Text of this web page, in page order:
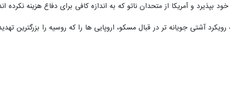
بپذیرد و آمریکا از متحدان ناتو که به اندازه کافی برای دفاع هزینه نکرده
آشتی جویانه تر در قبال مسکو، اروپایی ها را که روسیه را بزرگترین